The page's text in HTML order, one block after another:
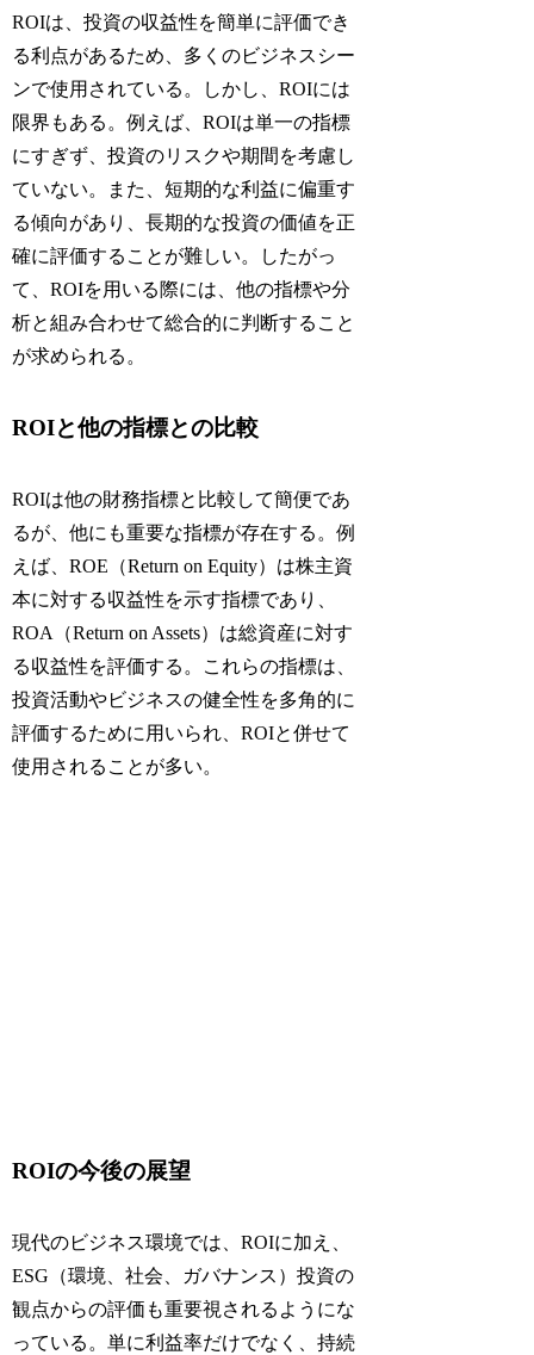
ROIは、投資の収益性を簡単に評価でき
る利点があるため、多くのビジネスシー
ンで使用されている。しかし、ROIには
限界もある。例えば、ROIは単一の指標
にすぎず、投資のリスクや期間を考慮し
ていない。また、短期的な利益に偏重す
る傾向があり、長期的な投資の価値を正
確に評価することが難しい。したがっ
て、ROIを用いる際には、他の指標や分
析と組み合わせて総合的に判断すること
が求められる。
ROIと他の指標との比較
ROIは他の財務指標と比較して簡便であ
るが、他にも重要な指標が存在する。例
えば、ROE（Return on Equity）は株主資
本に対する収益性を示す指標であり、
ROA（Return on Assets）は総資産に対す
る収益性を評価する。これらの指標は、
投資活動やビジネスの健全性を多角的に
評価するために用いられ、ROIと併せて
使用されることが多い。
ROIの今後の展望
現代のビジネス環境では、ROIに加え、
ESG（環境、社会、ガバナンス）投資の
観点からの評価も重要視されるようにな
っている。単に利益率だけでなく、持続